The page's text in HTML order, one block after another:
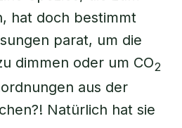
hat doch bestimmt
parat, um die
dimmen oder um CO2
aus der
Natürlich hat sie